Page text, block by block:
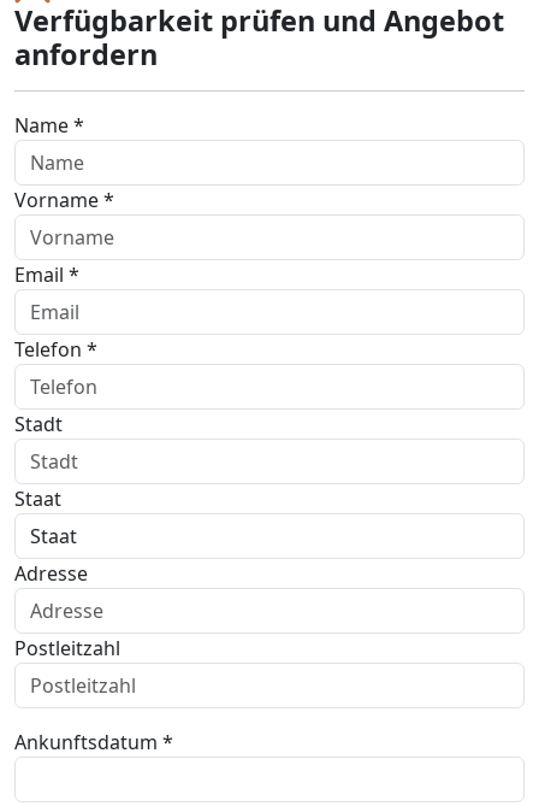
Verfügbarkeit prüfen und Angebot
anfordern
Name *
Vorname *
Email *
Telefon *
Stadt
Staat
Adresse
Postleitzahl
Ankunftsdatum *